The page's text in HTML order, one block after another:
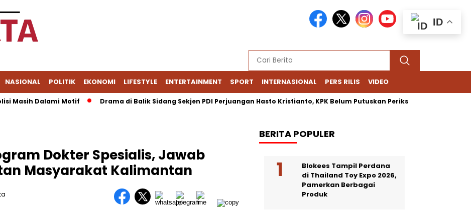
NASIONAL POLITIK EKONOMI LIFESTYLE ENTERTAINMENT SPORT INTERNASIONAL PERS RILIS VIDEO
Dalami Motif Drama di Balik Sidang Sekjen PDI Perjuangan Hasto Kristianto, KPK Belum Putuskan Periksa Firli Bahuri
Dokter Spesialis, Jawab
Masyarakat Kalimantan
BERITA POPULER
Blokees Tampil Perdana
di Thailand Toy Expo 2026,
Pamerkan Berbagai
Produk
ID